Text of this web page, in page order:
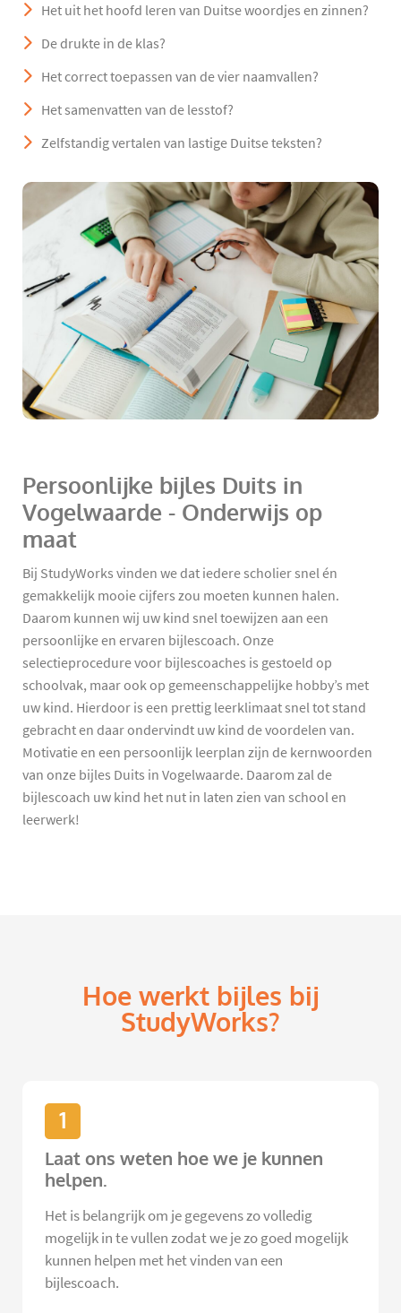
Het uit het hoofd leren van Duitse woordjes en zinnen?
De drukte in de klas?
Het correct toepassen van de vier naamvallen?
Het samenvatten van de lesstof?
Zelfstandig vertalen van lastige Duitse teksten?
Persoonlijke bijles Duits in
Vogelwaarde - Onderwijs op
maat
Bij StudyWorks vinden we dat iedere scholier snel én
gemakkelijk mooie cijfers zou moeten kunnen halen.
Daarom kunnen wij uw kind snel toewijzen aan een
persoonlijke en ervaren bijlescoach. Onze
selectieprocedure voor bijlescoaches is gestoeld op
schoolvak, maar ook op gemeenschappelijke hobby’s met
uw kind. Hierdoor is een prettig leerklimaat snel tot stand
gebracht en daar ondervindt uw kind de voordelen van.
Motivatie en een persoonlijk leerplan zijn de kernwoorden
van onze bijles Duits in Vogelwaarde. Daarom zal de
bijlescoach uw kind het nut in laten zien van school en
leerwerk!
Hoe werkt bijles bij
StudyWorks?
1
Laat ons weten hoe we je kunnen
helpen.
Het is belangrijk om je gegevens zo volledig
mogelijk in te vullen zodat we je zo goed mogelijk
kunnen helpen met het vinden van een
bijlescoach.